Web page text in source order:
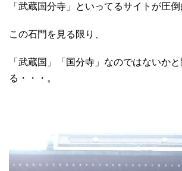
「武蔵国分寺」といってるサイトが圧倒
この石門を見る限り、
「武蔵国」「国分寺」なのではないか
る・・・。